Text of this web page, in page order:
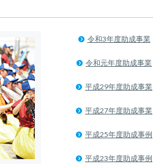
令和3年度助成事業
令和元年度助成事業
平成29年度助成事業
平成27年度助成事業
平成25年度助成事例
平成23年度助成事例